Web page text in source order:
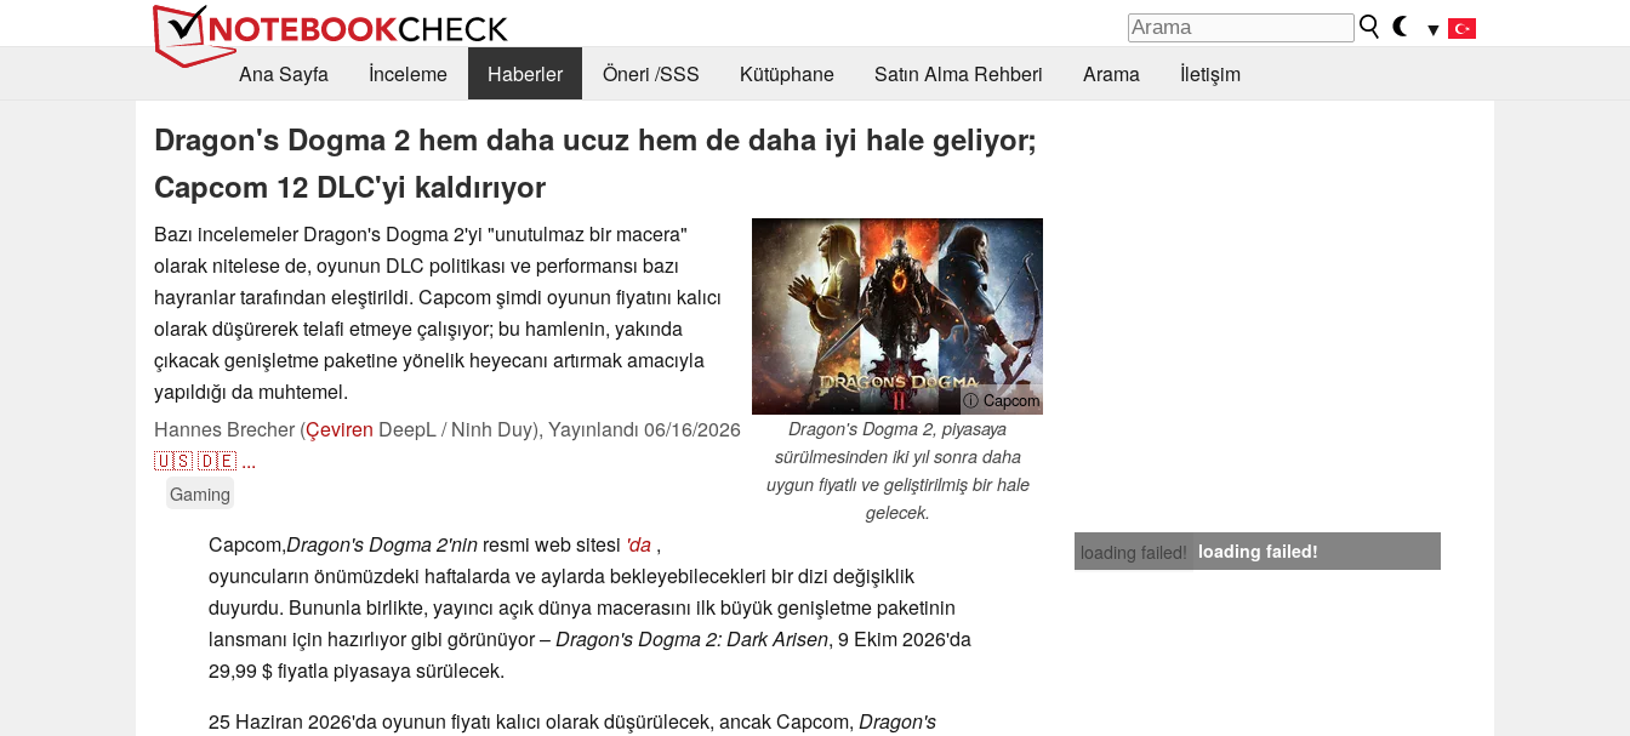
▼
Ana Sayfa
İnceleme Haberler Öneri /SSS Kütüphane Satın Alma Rehberi Arama İletişim
Dragon's Dogma 2 hem daha ucuz hem de daha iyi hale geliyor;
Capcom 12 DLC'yi kaldırıyor
ⓘ Capcom
Dragon's Dogma 2, piyasaya
sürülmesinden iki yıl sonra daha
uygun fiyatlı ve geliştirilmiş bir hale
gelecek.
Bazı incelemeler Dragon's Dogma 2'yi "unutulmaz bir macera"
olarak nitelese de, oyunun DLC politikası ve performansı bazı
hayranlar tarafından eleştirildi. Capcom şimdi oyunun fiyatını kalıcı
olarak düşürerek telafi etmeye çalışıyor; bu hamlenin, yakında
çıkacak genişletme paketine yönelik heyecanı artırmak amacıyla
yapıldığı da muhtemel.
Hannes Brecher (Çeviren DeepL / Ninh Duy), Yayınlandı 06/16/2026
🇺🇸🇩🇪 ...
Gaming
loading failed! loading failed!
Capcom,Dragon's Dogma 2'nin resmi web sitesi 'da ,
oyuncuların önümüzdeki haftalarda ve aylarda bekleyebilecekleri bir dizi değişiklik
duyurdu. Bununla birlikte, yayıncı açık dünya macerasını ilk büyük genişletme paketinin
lansmanı için hazırlıyor gibi görünüyor –Dragon's Dogma 2: Dark Arisen, 9 Ekim 2026'da
29,99 $ fiyatla piyasaya sürülecek.
25 Haziran 2026'da oyunun fiyatı kalıcı olarak düşürülecek, ancak Capcom, Dragon's